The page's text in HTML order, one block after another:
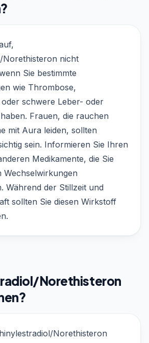
Norethisteron nicht
Sie bestimmte
wie Thrombose,
schwere Leber- oder
Frauen, die rauchen
mit Aura leiden, sollten
sein. Informieren Sie Ihren
Medikamente, die Sie
Wechselwirkungen
Während der Stillzeit und
sollten Sie diesen Wirkstoff
Norethisteron
Norethisteron